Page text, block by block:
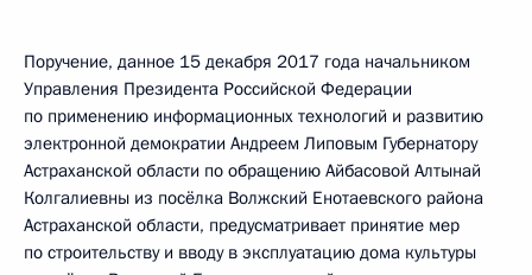
Поручение, данное 15 декабря 2017 года начальником
Управления Президента Российской Федерации
по применению информационных технологий и развитию
электронной демократии Андреем Липовым Губернатору
Астраханской области по обращению Айбасовой Алтынай
Колгалиевны из посёлка Волжский Енотаевского района
Астраханской области, предусматривает принятие мер
по строительству и вводу в эксплуатацию дома культуры